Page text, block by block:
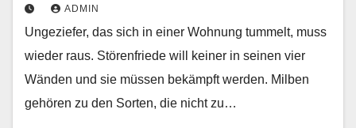
ADMIN
Ungeziefer, das sich in einer Wohnung tummelt, muss
wieder raus. Störenfriede will keiner in seinen vier
Wänden und sie müssen bekämpft werden. Milben
gehören zu den Sorten, die nicht zu…